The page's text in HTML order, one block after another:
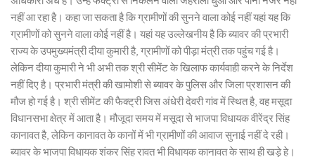
नहीं आ रहा है। कहा जा सकता है कि ग्रामीणों की सुनने वाला कोई नहीं यहां यह कि
ग्रामीणों को सुनने वाला कोई नहीं है। यहां यह उल्लेखनीय है कि ब्यावर की प्रभारी
राज्य के उपमुख्यमंत्री दीया कुमारी है, ग्रामीणों को पीड़ा मंत्री तक पहुंच गई है।
लेकिन दीया कुमारी ने भी अभी तक श्री सीमेंट के खिलाफ कार्यवाही करने के निर्देश
नहीं दिए है। प्रभारी मंत्री की खामोशी से ब्यावर के पुलिस और जिला प्रशासन की
मौज हो गई है। श्री सीमेंट की फैक्ट्री जिस अंधेरी देवरी गांव में स्थित है, वह मसूदा
विधानसभा क्षेत्र में आता है। मौजूदा समय में मसूदा से भाजपा विधायक वीरेंद्र सिंह
कानावत है, लेकिन कानावत के कानों में भी ग्रामीणों की आवाज सुनाई नहीं दे रही।
ब्यावर के भाजपा विधायक शंकर सिंह रावत भी विधायक कानावत के साथ ही खड़े हे।